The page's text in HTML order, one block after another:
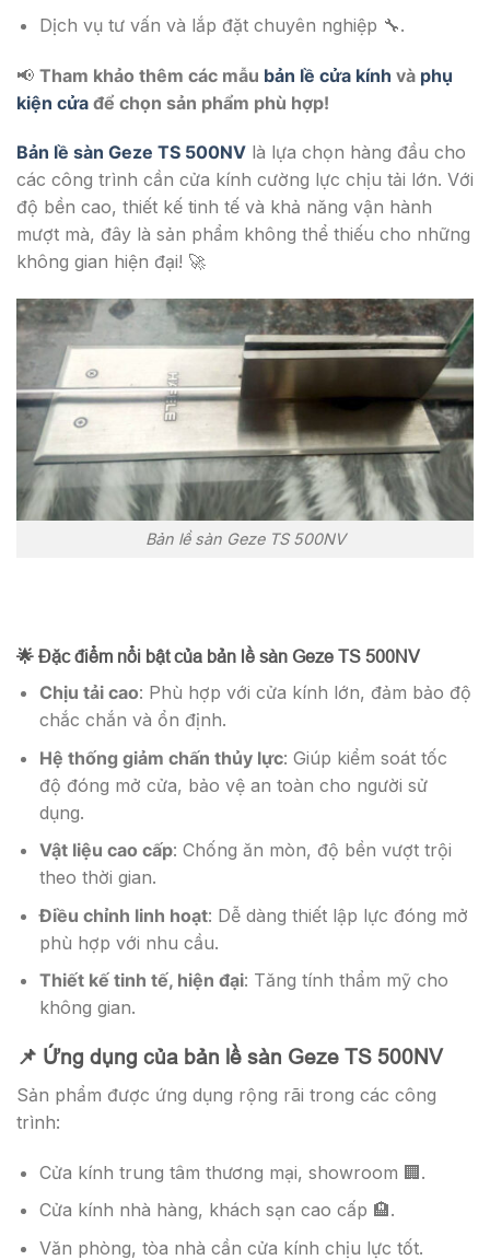
Dịch vụ tư vấn và lắp đặt chuyên nghiệp 🔧.
📢 Tham khảo thêm các mẫu bản lề cửa kính và phụ
kiện cửa để chọn sản phẩm phù hợp!
Bản lề sàn Geze TS 500NV là lựa chọn hàng đầu cho
các công trình cần cửa kính cường lực chịu tải lớn. Với
độ bền cao, thiết kế tinh tế và khả năng vận hành
mượt mà, đây là sản phẩm không thể thiếu cho những
không gian hiện đại! 🚀
Bản lề sàn Geze TS 500NV
🌟 Đặc điểm nổi bật của bản lề sàn Geze TS 500NV
Chịu tải cao: Phù hợp với cửa kính lớn, đảm bảo độ
chắc chắn và ổn định.
Hệ thống giảm chấn thủy lực: Giúp kiểm soát tốc
độ đóng mở cửa, bảo vệ an toàn cho người sử
dụng.
Vật liệu cao cấp: Chống ăn mòn, độ bền vượt trội
theo thời gian.
Điều chỉnh linh hoạt: Dễ dàng thiết lập lực đóng mở
phù hợp với nhu cầu.
Thiết kế tinh tế, hiện đại: Tăng tính thẩm mỹ cho
không gian.
📌 Ứng dụng của bản lề sàn Geze TS 500NV
Sản phẩm được ứng dụng rộng rãi trong các công
trình:
Cửa kính trung tâm thương mại, showroom 🏢.
Cửa kính nhà hàng, khách sạn cao cấp 🏨.
Văn phòng, tòa nhà cần cửa kính chịu lực tốt.